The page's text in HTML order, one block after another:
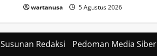
wartanusa 5 Agustus 2026
Susunan Redaksi Pedoman Media Siber